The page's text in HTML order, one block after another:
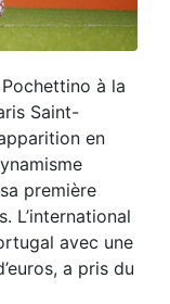
à la
Saint-
en
première
L’international
avec une
a pris du